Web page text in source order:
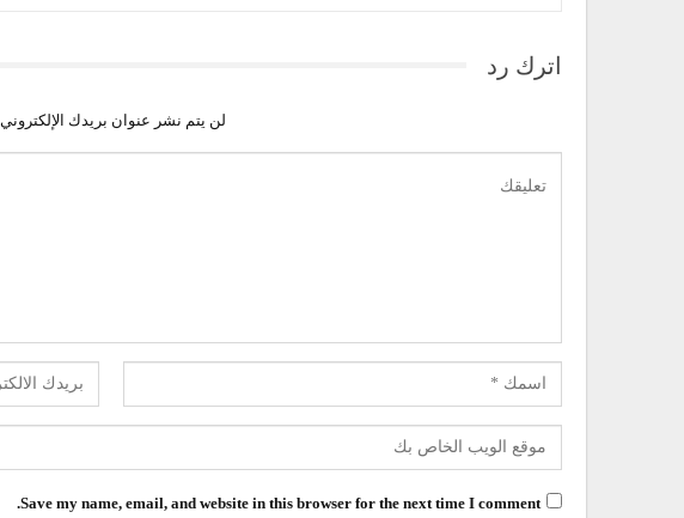
اترك رد
لن يتم نشر عنوان بريدك الإلكتروني.
Save my name, email, and website in this browser for the next time I comment.